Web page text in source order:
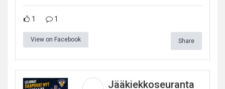
1 1
View on Facebook Share
Jääkiekkoseuranta